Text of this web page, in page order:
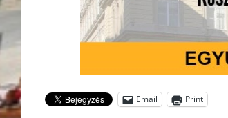
Email Print